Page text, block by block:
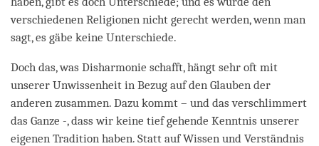
verschiedenen Religionen nicht gerecht werden, wenn man
sagt, es gäbe keine Unterschiede.
Doch das, was Disharmonie schafft, hängt sehr oft mit
unserer Unwissenheit in Bezug auf den Glauben der
anderen zusammen. Dazu kommt – und das verschlimmert
das Ganze -, dass wir keine tief gehende Kenntnis unserer
eigenen Tradition haben. Statt auf Wissen und Verständnis